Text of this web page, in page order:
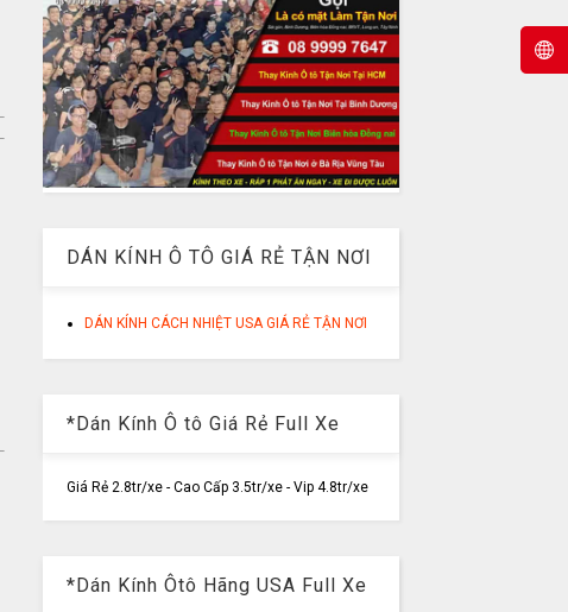
DÁN KÍNH Ô TÔ GIÁ RẺ TẬN NƠI
DÁN KÍNH CÁCH NHIỆT USA GIÁ RẺ TẬN NƠI
*Dán Kính Ô tô Giá Rẻ Full Xe
Giá Rẻ 2.8tr/xe - Cao Cấp 3.5tr/xe - Vip 4.8tr/xe
*Dán Kính Ôtô Hãng USA Full Xe